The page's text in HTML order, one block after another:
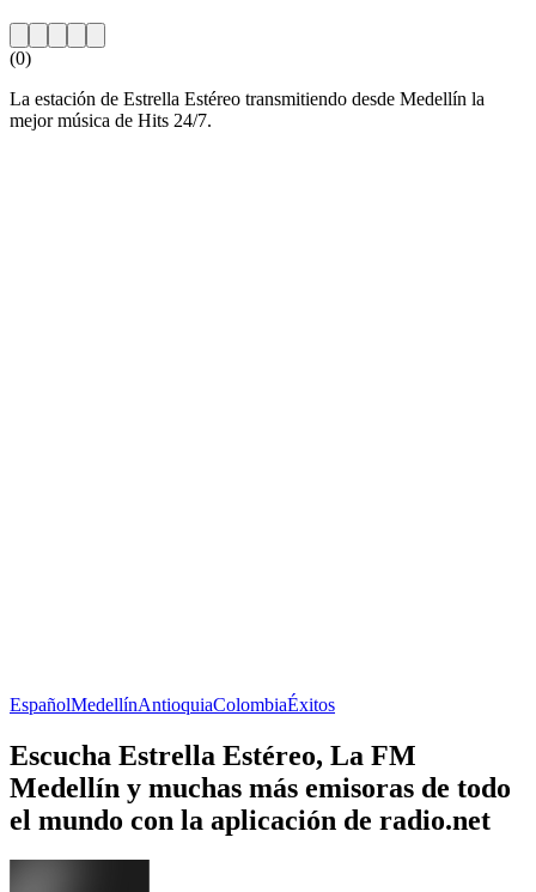
(0)
La estación de Estrella Estéreo transmitiendo desde Medellín la
mejor música de Hits 24/7.
EspañolMedellínAntioquiaColombiaÉxitos
Escucha Estrella Estéreo, La FM
Medellín y muchas más emisoras de todo
el mundo con la aplicación de radio.net